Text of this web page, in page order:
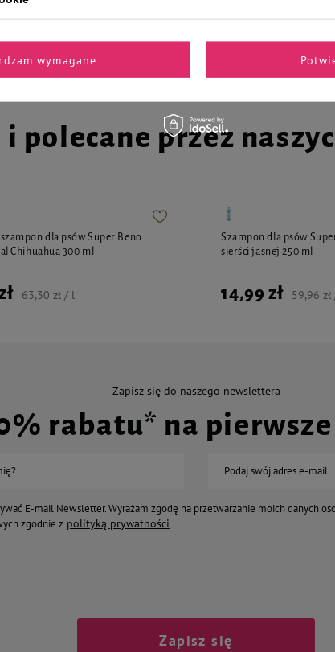
polecane przez
dla psów Super Beno
Chihuahua 300 ml
63,30 zł / l
Szampon dla psów
sierści jasnej 250 ml
14,99 zł 59,96
Zapisz się do naszego newslettera
rabatu* na
Podaj swój adres e-mail
E-mail Newsletter. Wyrażam zgodę na przetwarzanie moich danych
zgodnie z polityką prywatności
Zapisz się
wymagane